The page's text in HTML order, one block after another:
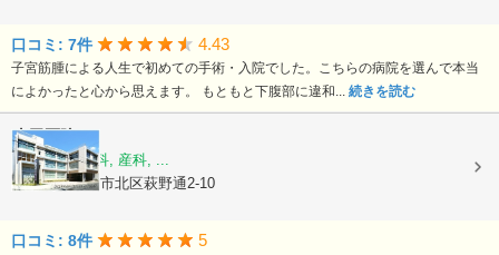
口コミ: 7件 4.43
子宮筋腫による人生で初めての手術・入院でした。こちらの病院を選んで本当
によかったと心から思えます。 もともと下腹部に違和... 続きを読む
山田医院
内科, 漢方内科, 産科, ...
愛知県名古屋市北区萩野通2-10
口コミ: 8件 5